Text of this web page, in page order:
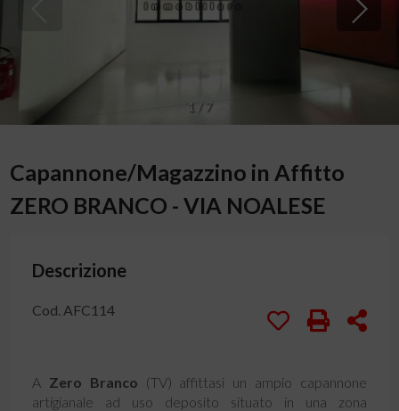
1 / 7
Capannone/Magazzino in Affitto
ZERO BRANCO - VIA NOALESE
Descrizione
Cod. AFC114
A Zero Branco (TV) affittasi un ampio capannone
artigianale ad uso deposito situato in una zona